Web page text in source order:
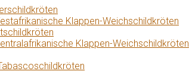
Klappen-Weichschildkröten
Klappen-Weichschildkröten